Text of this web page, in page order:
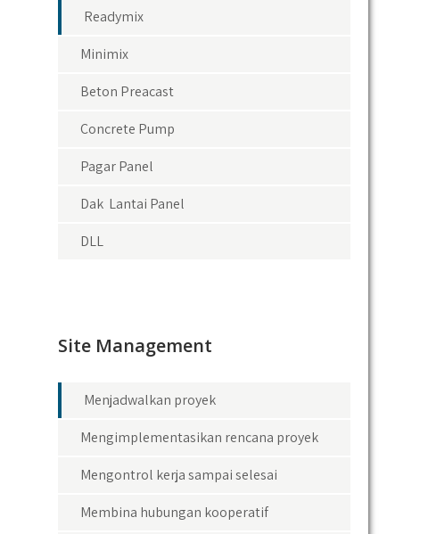
Readymix
Minimix
Beton Preacast
Concrete Pump
Pagar Panel
Dak Lantai Panel
DLL
Site Management
Menjadwalkan proyek
Mengimplementasikan rencana proyek
Mengontrol kerja sampai selesai
Membina hubungan kooperatif